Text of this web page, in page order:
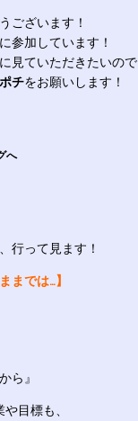
ございます！
参加しています！
見ていただきたいので
チをお願いします！
へ
行って見ます！
までは…】
ら』
や目標も、